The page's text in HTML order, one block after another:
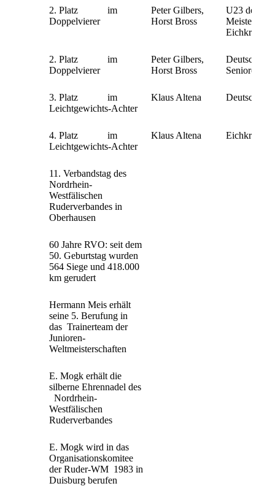
2. Platz im
Doppelvierer
Peter Gilbers,
Horst Bross
U23
Eichkranz
2. Platz im
Doppelvierer
Peter Gilbers,
Horst Bross
Deutsche
3. Platz im
Leichtgewichts-Achter
Klaus Altena Deutsche
4. Platz im
Leichtgewichts-Achter
Klaus Altena
11. Verbandstag des
Nordrhein-
Westfälischen
Ruderverbandes in
Oberhausen
60 Jahre RVO: seit dem
50. Geburtstag wurden
564 Siege und 418.000
km gerudert
Hermann Meis erhält
seine 5. Berufung in
das Trainerteam der
Junioren-
Weltmeisterschaften
E. Mogk erhält die
silberne Ehrennadel des
Nordrhein-
Westfälischen
Ruderverbandes
E. Mogk wird in das
Organisationskomitee
der Ruder-WM 1983 in
Duisburg berufen